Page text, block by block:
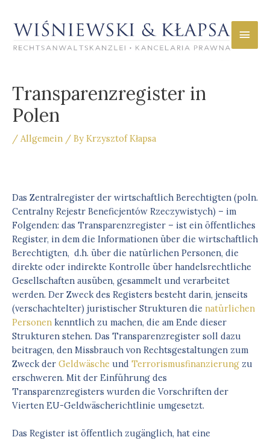
content
Main
Transparenzregister in
Polen
/ Allgemein / By Krzysztof Kłapsa
Das Zentralregister der wirtschaftlich Berechtigten (poln.
Centralny Rejestr Beneficjentów Rzeczywistych) – im
Folgenden: das Transparenzregister – ist ein öffentliches
Register, in dem die Informationen über die wirtschaftlich
Berechtigten, d.h. über die natürlichen Personen, die
direkte oder indirekte Kontrolle über handelsrechtliche
Gesellschaften ausüben, gesammelt und verarbeitet
werden. Der Zweck des Registers besteht darin, jenseits
(verschachtelter) juristischer Strukturen die natürlichen
Personen kenntlich zu machen, die am Ende dieser
Strukturen stehen. Das Transparenzregister soll dazu
beitragen, den Missbrauch von Rechtsgestaltungen zum
Zweck der Geldwäsche und Terrorismusfinanzierung zu
erschweren. Mit der Einführung des
Transparenzregisters wurden die Vorschriften der
Vierten EU-Geldwäscherichtlinie umgesetzt.
Das Register ist öffentlich zugänglich, hat eine